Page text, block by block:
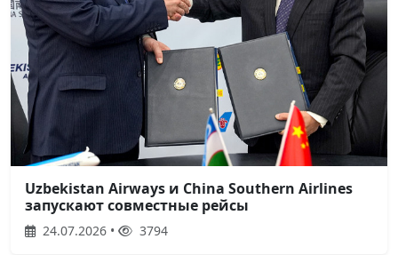
Uzbekistan Airways и China Southern Airlines
запускают совместные рейсы
24.07.2026 • 3794